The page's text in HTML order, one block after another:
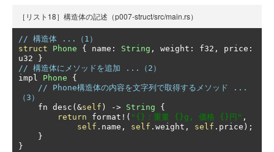
［リスト18］構造体の記述（p007-struct/src/main.rs）
// 構造体 ...（1）
struct
Phone { name : String , weight : f32 , price :
u32
}
// 構造体にメソッドを追加 ...（2）
impl Phone
{
// Phone構造体の内容を文字列で取得するメソッド ...
（3）
    fn desc
(&self ) -> String
{
return format !( "{}：重量 {}g, 価格 {}円" ,
self . name , self . weight , self . price );
}
}